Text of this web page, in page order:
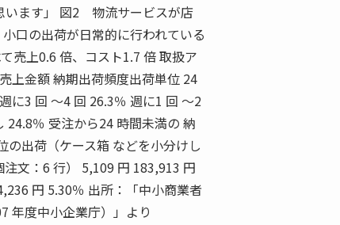
います」 図2 物流サービスが店
口の出荷が日常的に行われている
売上0.6 倍、コスト1.7 倍 取扱ア
上金額 納期出荷頻度出荷単位 24
に3 回 〜4 回 26.3％ 週に1 回 〜2
24.8％ 受注から24 時間未満の 納
出荷（ケース箱 などを小分けし
文：6 行） 5,109 円 183,913 円
円 5.30％ 出所：「中小商業者
年度中小企業庁）」より